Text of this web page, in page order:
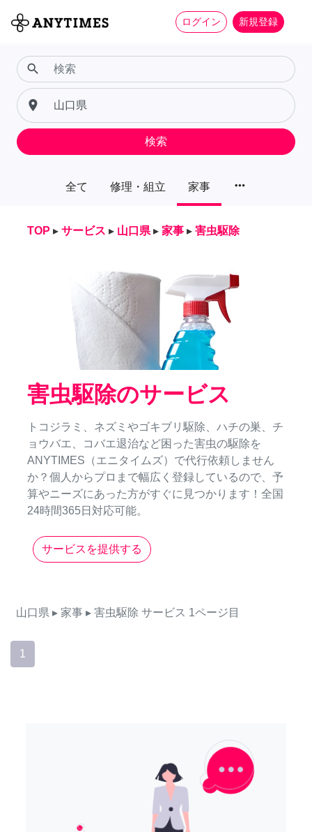
ログイン 新規登録
全て 修理・組立 家事 more_horiz
search
place
検索
TOP ▸ サービス ▸ 山口県 ▸ 家事 ▸ 害虫駆除
害虫駆除のサービス
トコジラミ、ネズミやゴキブリ駆除、ハチの巣、チ
ョウバエ、コバエ退治など困った害虫の駆除を
ANYTIMES（エニタイムズ）で代行依頼しません
か？個人からプロまで幅広く登録しているので、予
算やニーズにあった方がすぐに見つかります！全国
24時間365日対応可能。
サービスを提供する
山口県 ▸ 家事 ▸ 害虫駆除 サービス 1ページ目
1